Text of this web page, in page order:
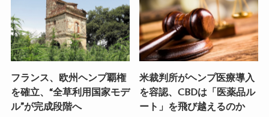
フランス、欧州ヘンプ覇権
を確立、“全草利用国家モデ
ル”が完成段階へ
米裁判所がヘンプ医療導入
を容認、CBDは「医薬品ル
ート」を飛び越えるのか